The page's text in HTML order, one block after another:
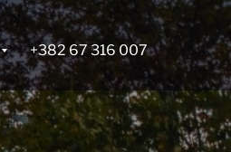
+382 67 316 007